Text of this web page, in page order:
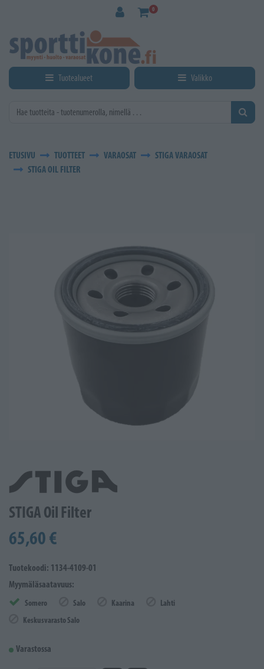
0
Tuotealueet Valikko
ETUSIVU TUOTTEET VARAOSAT
STIGA VARAOSAT
STIGA OIL FILTER
STIGA Oil Filter
65,60 €
Tuotekoodi: 1134-4109-01
Myymäläsaatavuus:
Somero Salo Kaarina
Lahti
Keskusvarasto Salo
Varastossa